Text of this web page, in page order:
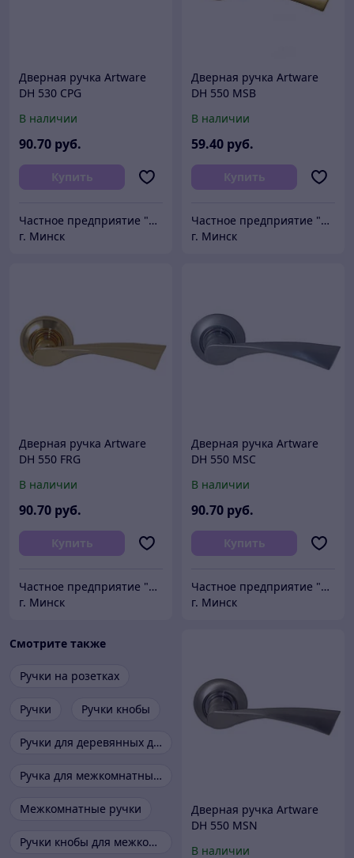
Дверная ручка Artware
DH 530 CPG
В наличии
90.70 руб.
Купить
Частное предприятие "Сибалок"
г. Минск
Дверная ручка Artware
DH 550 MSB
В наличии
59.40 руб.
Купить
Частное предприятие "Сибалок"
г. Минск
Дверная ручка Artware
DH 550 FRG
В наличии
90.70 руб.
Купить
Частное предприятие "Сибалок"
г. Минск
Дверная ручка Artware
DH 550 MSC
В наличии
90.70 руб.
Купить
Частное предприятие "Сибалок"
г. Минск
Смотрите также
Ручки на розетках
Ручки Ручки кнобы
Ручки для деревянных дверей
Ручка для межкомнатных дверей
Межкомнатные ручки
Ручки кнобы для межкомнатных дверей
Дверная ручка Artware
DH 550 MSN
В наличии